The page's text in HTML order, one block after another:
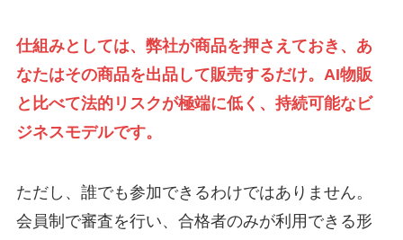
仕組みとしては、弊社が商品を押さえておき、あ
なたはその商品を出品して販売するだけ。AI物販
と比べて法的リスクが極端に低く、持続可能なビ
ジネスモデルです。
ただし、誰でも参加できるわけではありません。
会員制で審査を行い、合格者のみが利用できる形